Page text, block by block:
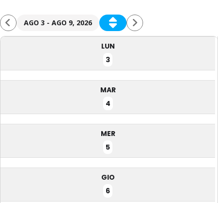
AGO 3 - AGO 9, 2026
LUN
3
MAR
4
MER
5
GIO
6